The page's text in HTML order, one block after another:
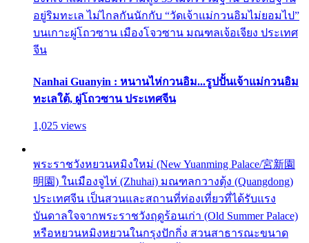
อยู่ริมทะเล ไม่ไกลกันนักกับ “วัดเจ้าแม่กวนอิมไม่ยอมไป”
บนเกาะผู่โถวซาน เมืองโจวซาน มณฑลเจ้อเจียง ประเทศ
จีน
Nanhai Guanyin : หนานไห่กวนอิม...รูปปั้นเจ้าแม่กวนอิม
ทะเลใต้, ผู่โถวซาน ประเทศจีน
1,025 views
พระราชวังหยวนหมิงใหม่ (New Yuanming Palace/宮新園
明園) ในเมืองจูไห่ (Zhuhai) มณฑลกวางตุ้ง (Quangdong)
ประเทศจีน เป็นสวนและสถานที่ท่องเที่ยวที่ได้รับแรง
บันดาลใจจากพระราชวังฤดูร้อนเก่า (Old Summer Palace)
หรือหยวนหมิงหยวนในกรุงปักกิ่ง สวนสาธารณะขนาด